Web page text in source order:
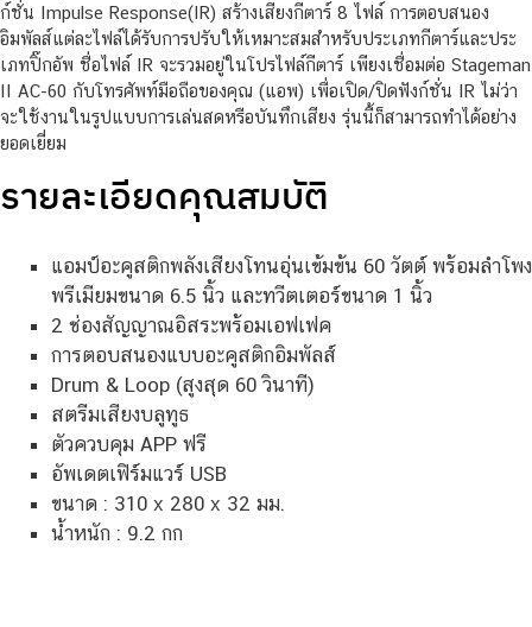
ก์ชั่น Impulse Response(IR) สร้างเสียงกีตาร์ 8 ไฟล์ การตอบสนอง
อิมพัลส์แต่ละไฟล์ได้รับการปรับให้เหมาะสมสำหรับประเภทกีตาร์และประ
เภทปิ๊กอัพ ชื่อไฟล์ IR จะรวมอยู่ในโปรไฟล์กีตาร์ เพียงเชื่อมต่อ Stageman
II AC-60 กับโทรศัพท์มือถือของคุณ (แอพ) เพื่อเปิด/ปิดฟังก์ชั่น IR ไม่ว่า
จะใช้งานในรูปแบบการเล่นสดหรือบันทึกเสียง รุ่นนี้ก็สามารถทำได้อย่าง
ยอดเยี่ยม
รายละเอียดคุณสมบัติ
แอมป์อะคูสติกพลังเสียงโทนอุ่นเข้มข้น 60 วัตต์ พร้อมลำโพง
พรีเมียมขนาด 6.5 นิ้ว และทวีตเตอร์ขนาด 1 นิ้ว
2 ช่องสัญญาณอิสระพร้อมเอฟเฟค
การตอบสนองแบบอะคูสติกอิมพัลส์
Drum & Loop (สูงสุด 60 วินาที)
สตรีมเสียงบลูทูธ
ตัวควบคุม APP ฟรี
อัพเดตเฟิร์มแวร์ USB
ขนาด : 310 x 280 x 32 มม.
น้ำหนัก : 9.2 กก